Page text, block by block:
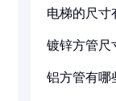
电梯的尺寸
镀锌方管尺
铝方管有哪